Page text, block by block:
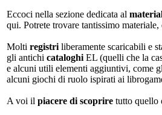
Eccoci nella sezione dedicata al
qui. Potrete trovare tantissimo
Molti registri liberamente scaricabili e
gli antichi cataloghi EL (quelli che la
e alcuni utili elementi aggiuntivi, come
alcuni giochi di ruolo ispirati ai
A voi il piacere di scoprire tutto quello